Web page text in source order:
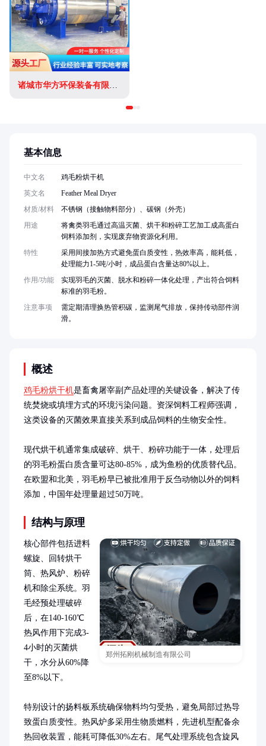
诸城市华方环保装备有限公司
概述
鸡毛粉烘干机是畜禽屠宰副产品处理的关键设备，解决了传
统焚烧或填埋方式的环境污染问题。资深饲料工程师强调，
这类设备的灭菌效果直接关系到成品饲料的生物安全性。
现代烘干机通常集成破碎、烘干、粉碎功能于一体，处理后
的羽毛粉蛋白质含量可达80-85%，成为鱼粉的优质替代品。
在欧盟和北美，羽毛粉早已被批准用于反刍动物以外的饲料
添加，中国年处理量超过50万吨。
结构与原理
郑州拓刚机械制造有限公司
核心部件包括进料
螺旋、回转烘干
筒、热风炉、粉碎
机和除尘系统。羽
毛经预处理破碎
后，在140-160℃
热风作用下完成3-
4小时的灭菌烘
干，水分从60%降
至8%以下。
特别设计的扬料板系统确保物料均匀受热，避免局部过热导
致蛋白质变性。热风炉多采用生物质燃料，先进机型配备余
热回收装置，能耗可降低30%左右。尾气处理系统包含旋风
基本信息
中文名
鸡毛粉烘干机
英文名
Feather Meal Dryer
材质/材料
不锈钢（接触物料部分）、碳钢（外壳）
用途
将禽类羽毛通过高温灭菌、烘干和粉碎工艺加工成高蛋白
饲料添加剂，实现废弃物资源化利用。
特性
采用间接加热方式避免蛋白质变性，热效率高，能耗低，
处理能力1-5吨/小时，成品蛋白含量达80%以上。
作用/功能
实现羽毛的灭菌、脱水和粉碎一体化处理，产出符合饲料
标准的羽毛粉。
注意事项
需定期清理换热管积碳，监测尾气排放，保持传动部件润
滑。